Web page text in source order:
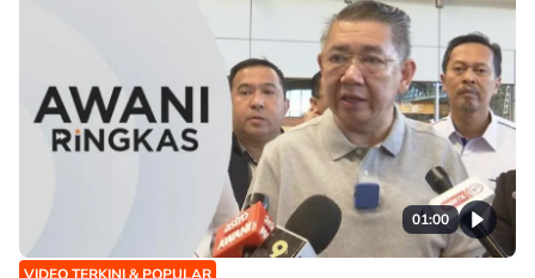
01:00
VIDEO TERKINI & POPULAR